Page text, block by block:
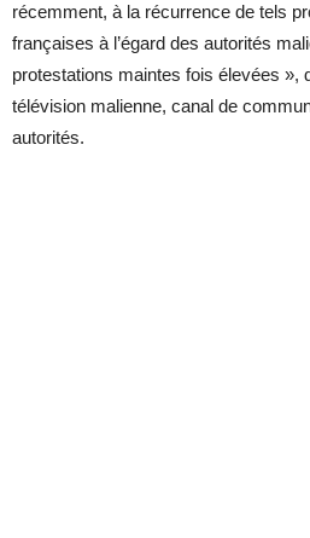
récemment, à la récurrence de tels
françaises à l’égard des autorités
protestations maintes fois élevées »,
télévision malienne, canal de
autorités.